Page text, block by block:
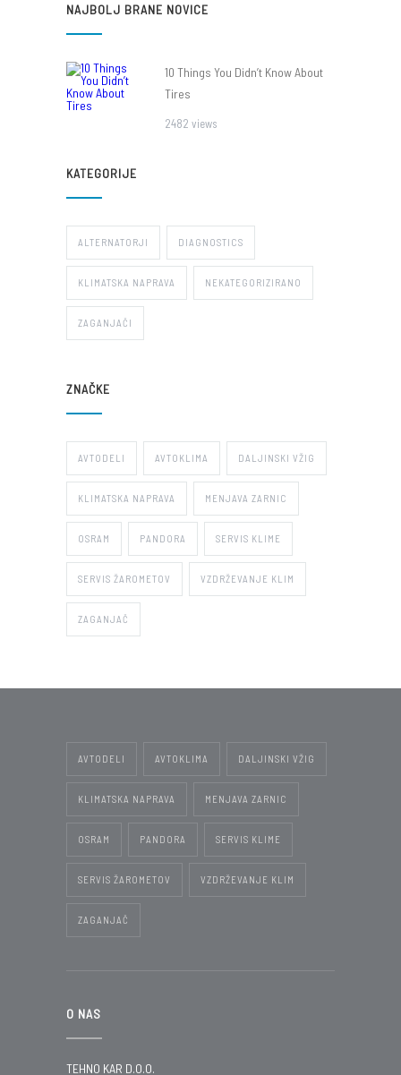
NAJBOLJ BRANE NOVICE
10 Things You Didn’t Know About
Tires
2482 views
KATEGORIJE
ALTERNATORJI DIAGNOSTICS
KLIMATSKA NAPRAVA NEKATEGORIZIRANO
ZAGANJAČI
ZNAČKE
AVTODELI AVTOKLIMA DALJINSKI VŽIG
KLIMATSKA NAPRAVA MENJAVA ZARNIC
OSRAM PANDORA SERVIS KLIME
SERVIS ŽAROMETOV VZDRŽEVANJE KLIM
ZAGANJAČ
AVTODELI AVTOKLIMA DALJINSKI VŽIG
KLIMATSKA NAPRAVA MENJAVA ZARNIC
OSRAM PANDORA SERVIS KLIME
SERVIS ŽAROMETOV VZDRŽEVANJE KLIM
ZAGANJAČ
O NAS
TEHNO KAR D.O.O.